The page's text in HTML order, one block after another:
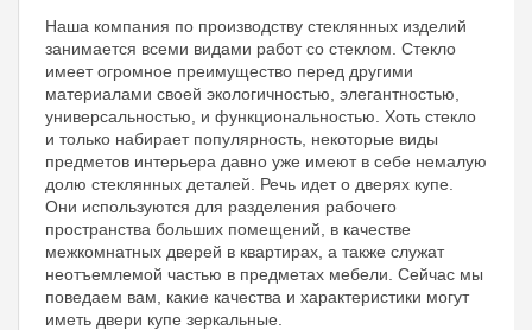
Наша компания по производству стеклянных изделий
занимается всеми видами работ со стеклом. Стекло
имеет огромное преимущество перед другими
материалами своей экологичностью, элегантностью,
универсальностью, и функциональностью. Хоть стекло
и только набирает популярность, некоторые виды
предметов интерьера давно уже имеют в себе немалую
долю стеклянных деталей. Речь идет о дверях купе.
Они используются для разделения рабочего
пространства больших помещений, в качестве
межкомнатных дверей в квартирах, а также служат
неотъемлемой частью в предметах мебели. Сейчас мы
поведаем вам, какие качества и характеристики могут
иметь двери купе зеркальные.